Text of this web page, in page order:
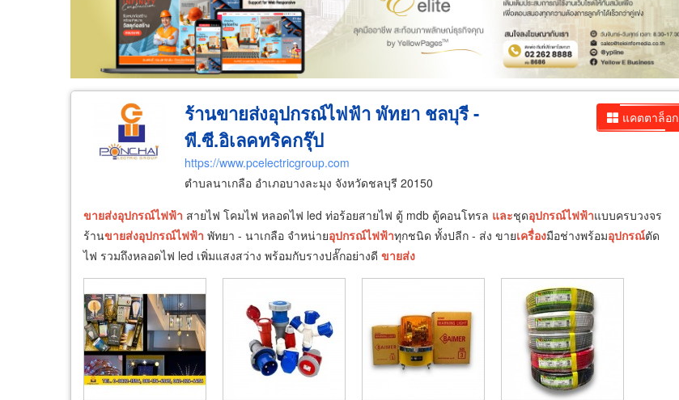
แคตตาล็อก
ร้านขายส่งอุปกรณ์ไฟฟ้า พัทยา ชลบุรี -
พี.ซี.อิเลคทริคกรุ๊ป
https://www.pcelectricgroup.com
ตำบลนาเกลือ อำเภอบางละมุง จังหวัดชลบุรี 20150
ขายส่งอุปกรณ์ไฟฟ้า สายไฟ โคมไฟ หลอดไฟ led ท่อร้อยสายไฟ ตู้ mdb ตู้คอนโทรล และชุดอุปกรณ์ไฟฟ้าแบบครบวงจร
ร้านขายส่งอุปกรณ์ไฟฟ้า พัทยา - นาเกลือ จำหน่ายอุปกรณ์ไฟฟ้าทุกชนิด ทั้งปลีก - ส่ง ขายเครื่องมือช่างพร้อมอุปกรณ์ตัด
ไฟ รวมถึงหลอดไฟ led เพิ่มแสงสว่าง พร้อมกับรางปลั๊กอย่างดี ขายส่ง